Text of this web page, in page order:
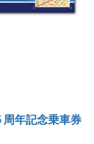
年記念乗車券